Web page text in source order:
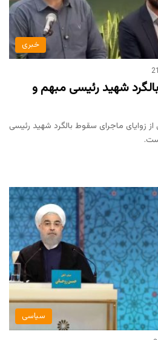
خبری
شهید رئیسی مبهم و
زوایای ماجرای سقوط بالگرد شهید رئیسی
سیاسی